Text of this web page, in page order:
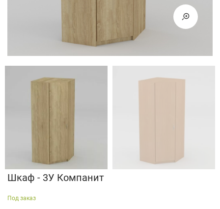
Шкаф - 3У Компанит
Под заказ